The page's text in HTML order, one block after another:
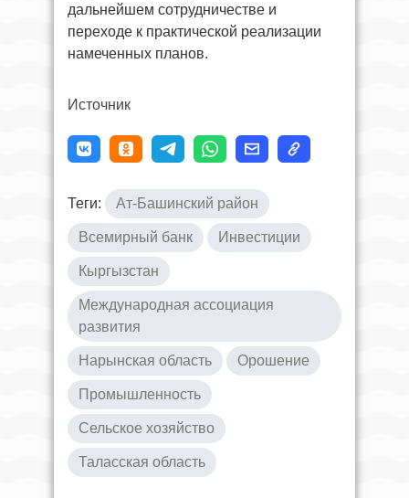
дальнейшем сотрудничестве и
переходе к практической реализации
намеченных планов.
Источник
Теги: Ат-Башинский район
Всемирный банк Инвестиции
Кыргызстан
Международная ассоциация
развития
Нарынская область Орошение
Промышленность
Сельское хозяйство
Таласская область